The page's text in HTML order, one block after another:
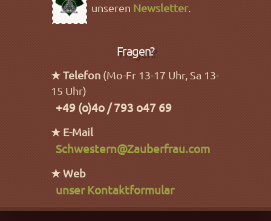
unseren Newsletter.
Fragen?
★ Telefon (Mo-Fr 13-17 Uhr, Sa 13-
15 Uhr)
+49 (o)4o / 793 o47 69
★ E-Mail
Schwestern@Zauberfrau.com
★ Web
unser Kontaktformular